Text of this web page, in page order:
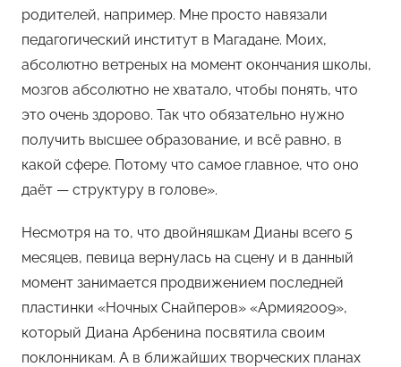
родителей, например. Мне просто навязали
педагогический институт в Магадане. Моих,
абсолютно ветреных на момент окончания школы,
мозгов абсолютно не хватало, чтобы понять, что
это очень здорово. Так что обязательно нужно
получить высшее образование, и всё равно, в
какой сфере. Потому что самое главное, что оно
даёт — структуру в голове».
Несмотря на то, что двойняшкам Дианы всего 5
месяцев, певица вернулась на сцену и в данный
момент занимается продвижением последней
пластинки «Ночных Снайперов» «Армия2009»,
который Диана Арбенина посвятила своим
поклонникам. А в ближайших творческих планах